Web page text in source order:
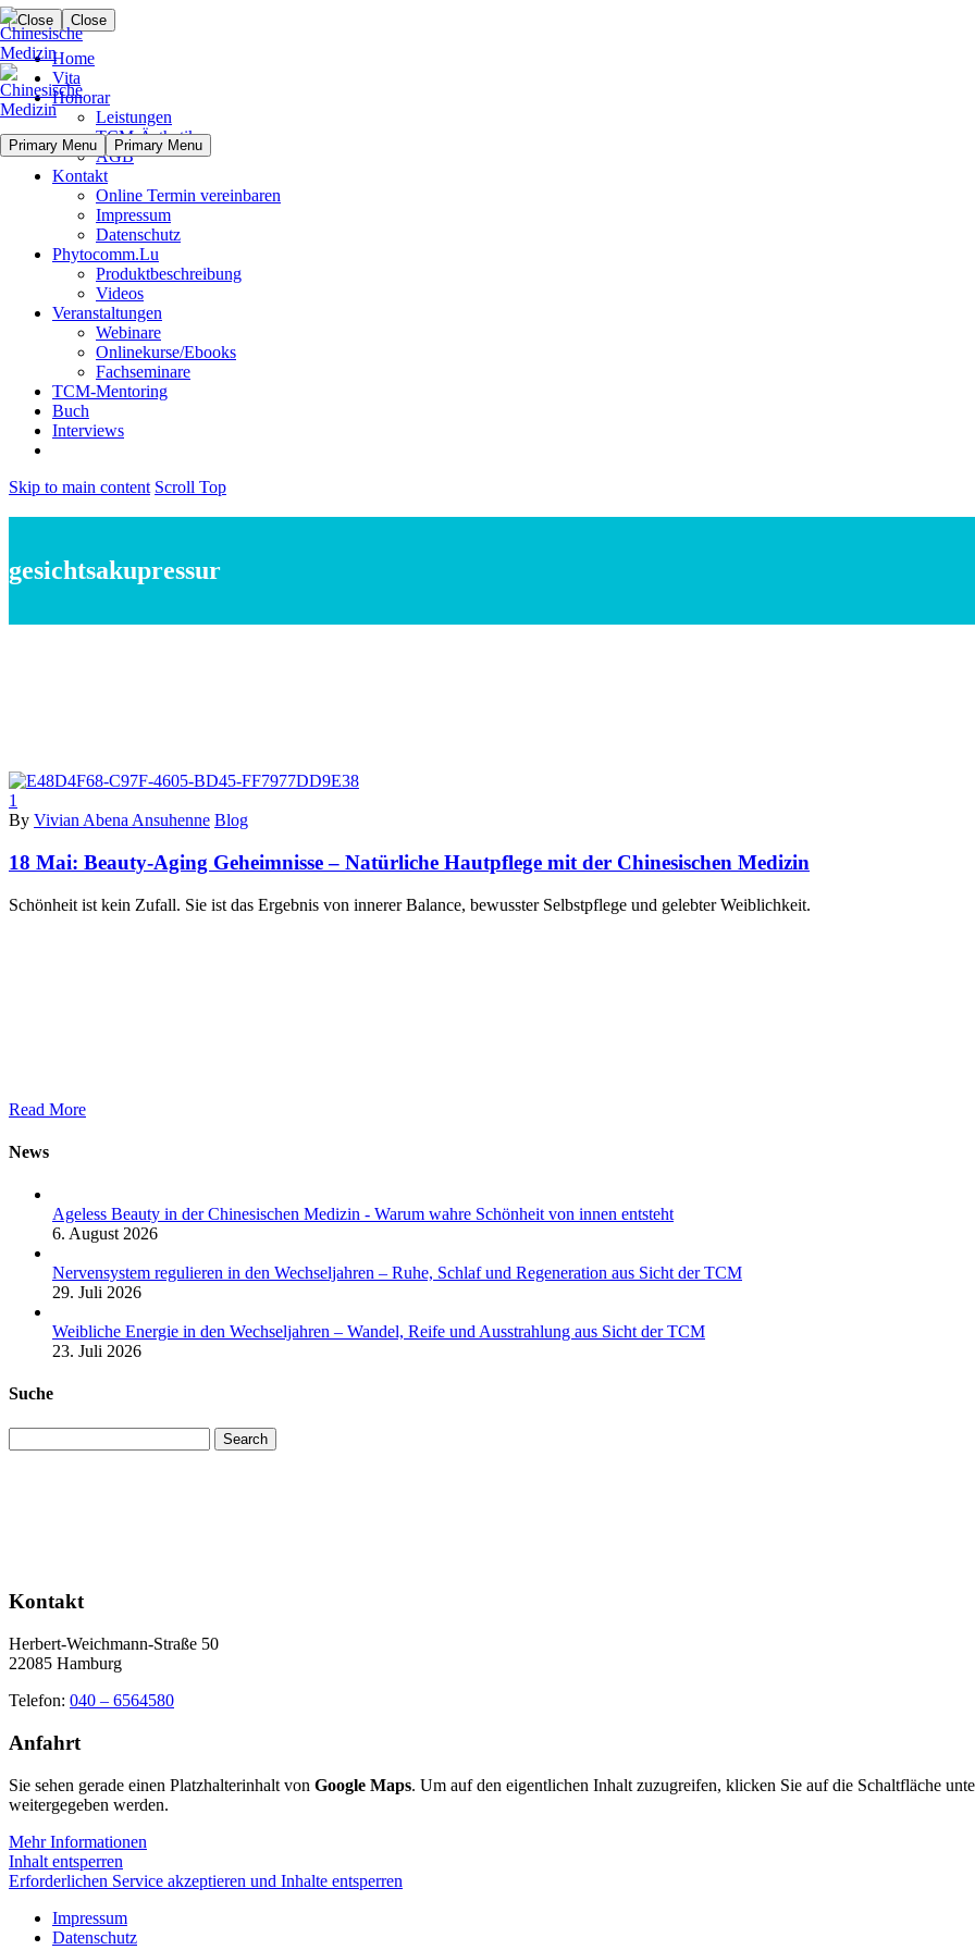
Close Close
Home
Vita
Honorar
Leistungen
TCM-Ästhetik
AGB
Kontakt
Online Termin vereinbaren
Impressum
Datenschutz
Phytocomm.Lu
Produktbeschreibung
Videos
Veranstaltungen
Webinare
Onlinekurse/Ebooks
Fachseminare
TCM-Mentoring
Buch
Interviews
Skip to main content Scroll Top
Primary Menu Primary Menu
gesichtsakupressur
1
By Vivian Abena Ansuhenne Blog
18 Mai: Beauty-Aging Geheimnisse – Natürliche Hautpflege mit der Chinesischen Medizin
Schönheit ist kein Zufall. Sie ist das Ergebnis von innerer Balance, bewusster Selbstpflege und gelebter Weiblichkeit.
Read More
News
Ageless Beauty in der Chinesischen Medizin - Warum wahre Schönheit von innen entsteht
6. August 2026
Nervensystem regulieren in den Wechseljahren – Ruhe, Schlaf und Regeneration aus Sicht der TCM
29. Juli 2026
Weibliche Energie in den Wechseljahren – Wandel, Reife und Ausstrahlung aus Sicht der TCM
23. Juli 2026
Suche
Search
Kontakt
Herbert-Weichmann-Straße 50
22085 Hamburg
Telefon: 040 – 6564580
Anfahrt
Sie sehen gerade einen Platzhalterinhalt von Google Maps. Um auf den eigentlichen Inhalt zuzugreifen, klicken Sie auf die Schaltfläche
weitergegeben werden.
Mehr Informationen
Inhalt entsperren
Erforderlichen Service akzeptieren und Inhalte entsperren
Impressum
Datenschutz